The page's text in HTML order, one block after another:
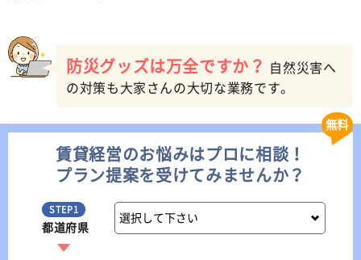
防災グッズは万全ですか？
自然災害へ
の対策も大家さんの大切な業務です。
賃貸経営のお悩みはプロに相談！
プラン提案を受けてみませんか？
無料
STEP1
都道府県